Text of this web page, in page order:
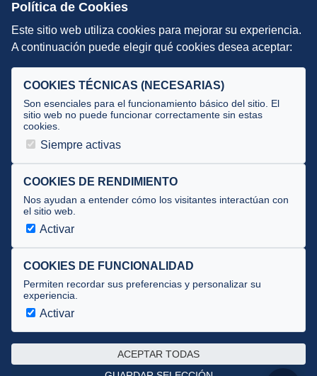
DIRECCIÓN TÉCNICA
Selecciones
Tecnificación
JUECES Y OFICIALES
Documentos
Cursos
Circulares oficiales
Convocatorias y Equipaciones
Av. José Atarés 101, semisótano. 50018 Zaragoza
Privacidad · Cookies
Política de Cookies
Este sitio web utiliza cookies para mejorar su experiencia.
A continuación puede elegir qué cookies desea aceptar:
COOKIES TÉCNICAS (NECESARIAS)
Son esenciales para el funcionamiento básico del sitio. El
sitio web no puede funcionar correctamente sin estas
cookies.
Siempre activas
COOKIES DE RENDIMIENTO
Nos ayudan a entender cómo los visitantes interactúan con
el sitio web.
Activar
COOKIES DE FUNCIONALIDAD
Permiten recordar sus preferencias y personalizar su
experiencia.
Activar
ACEPTAR TODAS